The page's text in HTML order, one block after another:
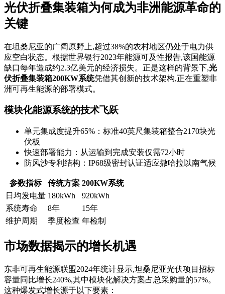
光伏折叠集装箱为何成为非洲能源革命的
关键
在坦桑尼亚的广阔原野上,超过38%的农村地区仍处于电力供
应空白状态。根据世界银行2023年能源可及性报告,该国能源
缺口每年造成约2.3亿美元的经济损失。正是这样的背景下,光
伏折叠集装箱200KW系统凭借其创新的技术架构,正在重塑非
洲可再生能源的部署模式。
模块化能源系统的技术飞跃
单元集成度提升65%：标准40英尺集装箱整合2170块光
伏板
快速部署能力：从运输到完成安装仅需72小时
防风沙专利结构：IP68级密封认证适应撒哈拉以南气候
参数指标 传统方案 200KW系统
日均发电量 180kWh
920kWh
系统寿命
8年
15年
维护周期
季度检查 年检制
市场数据揭示的增长机遇
东非可再生能源联盟2024年统计显示,坦桑尼亚光伏项目招标
容量同比增长240%,其中模块化解决方案占总采购量的57%。
这种爆发式增长源于以下要素：